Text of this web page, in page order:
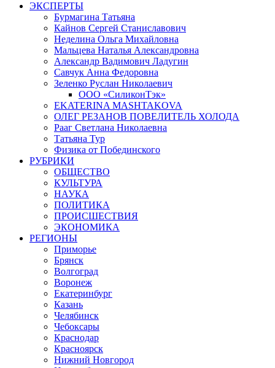
ЭКСПЕРТЫ
Бурмагина Татьяна
Кайнов Сергей Станиславович
Неделина Ольга Михайловна
Мальцева Наталья Александровна
Александр Вадимович Ладугин
Савчук Анна Федоровна
Зеленко Руслан Николаевич
ООО «СиликонТэк»
EKATERINA MASHTAKOVA
ОЛЕГ РЕЗАНОВ ПОВЕЛИТЕЛЬ ХОЛОДА
Рааг Светлана Николаевна
Татьяна Тур
Физика от Побединского
РУБРИКИ
ОБЩЕСТВО
КУЛЬТУРА
НАУКА
ПОЛИТИКА
ПРОИСШЕСТВИЯ
ЭКОНОМИКА
РЕГИОНЫ
Приморье
Брянск
Волгоград
Воронеж
Екатеринбург
Казань
Челябинск
Чебоксары
Краснодар
Красноярск
Нижний Новгород